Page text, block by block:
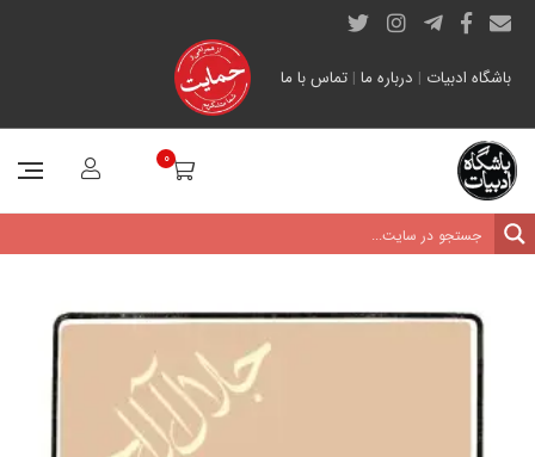
باشگاه ادبیات | درباره ما | تماس با ما
0